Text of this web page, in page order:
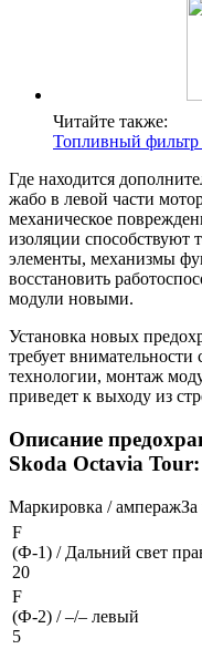
Читайте также:
Топливный фильтр
Где находится
жабо в левой части
механическое
изоляции способствуют
элементы, механизмы
восстановить
модули новыми.
Установка новых
требует
технологии, монтаж
приведет к выходу из
Описание
Skoda Octavia
Маркировка / амперажЗа
F
(Ф-1) /
20
Дальний свет
F
(Ф-2) /
5
–/– левый